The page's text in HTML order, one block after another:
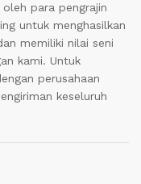
para pengrajin
untuk menghasilkan
memiliki nilai seni
kami. Untuk
perusahaan
keseluruh